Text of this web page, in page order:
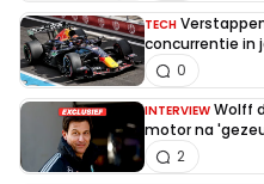
TECH
concurrentie in
0
INTERVIEW Wolff
motor na
2